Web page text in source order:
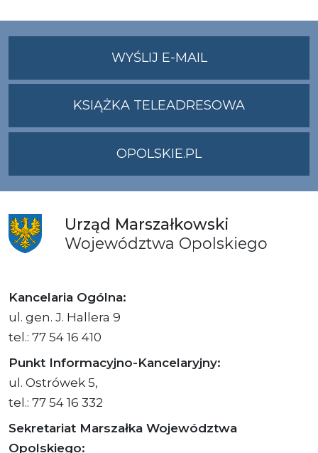
WYŚLIJ E-MAILNA
ADRES
KSIĄŻKA TELEADRESOWA
OPOLSKIE.PL
Urząd Marszałkowski
Województwa Opolskiego
Kancelaria Ogólna:
ul. gen. J. Hallera 9
tel.: 77 54 16 410
Punkt Informacyjno-Kancelaryjny:
ul. Ostrówek 5,
tel.: 77 54 16 332
Sekretariat Marszałka Województwa
Opolskiego: